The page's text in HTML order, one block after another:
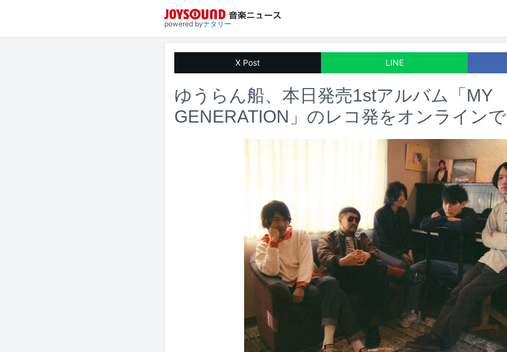
powered byナタリー
X Post LINE
ゆうらん船、本日発売1stアルバム「MY
GENERATION」のレコ発をオンラインで